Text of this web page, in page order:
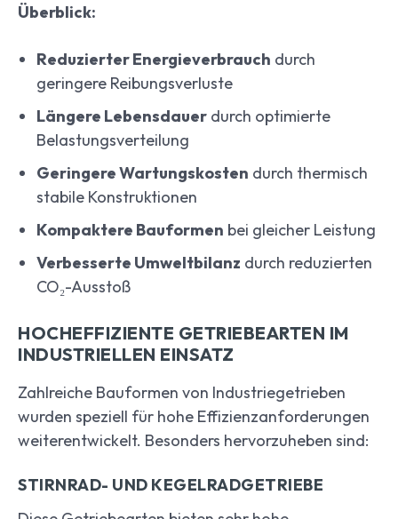
Überblick:
Reduzierter Energieverbrauch durch
geringere Reibungsverluste
Längere Lebensdauer durch optimierte
Belastungsverteilung
Geringere Wartungskosten durch thermisch
stabile Konstruktionen
Kompaktere Bauformen bei gleicher Leistung
Verbesserte Umweltbilanz durch reduzierten
CO₂-Ausstoß
HOCHEFFIZIENTE GETRIEBEARTEN IM
INDUSTRIELLEN EINSATZ
Zahlreiche Bauformen von Industriegetrieben
wurden speziell für hohe Effizienzanforderungen
weiterentwickelt. Besonders hervorzuheben sind:
STIRNRAD- UND KEGELRADGETRIEBE